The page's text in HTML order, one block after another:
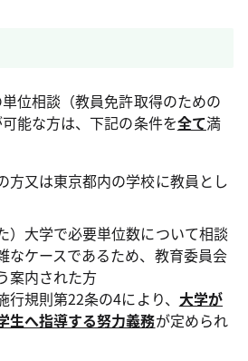
位相談（教員免許取得のための
能な方は、下記の条件を全て満
方又は東京都内の学校に教員とし
）大学で必要単位数について相談
なケースであるため、教育委員会
案内された方
規則第22条の4により、 大学が
生へ指導する努力義務が定められ